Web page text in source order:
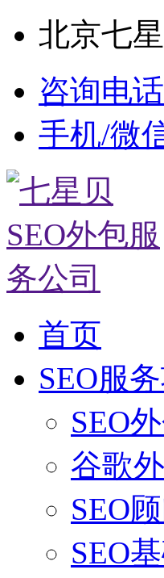
北京七
咨询电
手机/微
首页
SEO服
SEO
谷歌
SEO
SEO